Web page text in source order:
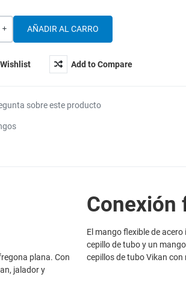
Add to Compare
sobre este producto
plana. Con
jalador y
Conexión
El mango flexible de
cepillo de tubo y un
cepillos de tubo Vikan con